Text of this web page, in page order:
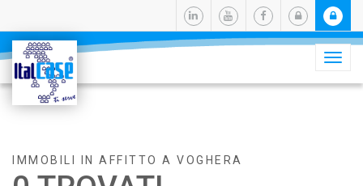
IMMOBILI IN AFFITTO A VOGHERA